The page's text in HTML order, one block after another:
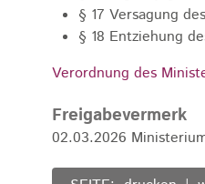
§ 17 Versagung
§ 18 Entziehung
Verordnung des
Freigabevermerk
02.03.2026